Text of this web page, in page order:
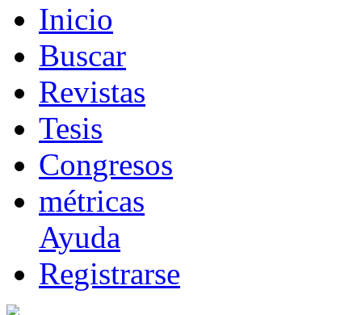
Inicio
Buscar
Revistas
Tesis
Congresos
métricas
Ayuda
Registrarse